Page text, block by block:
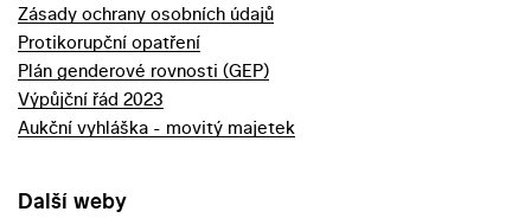
Zásady ochrany osobních údajů
Protikorupční opatření
Plán genderové rovnosti (GEP)
Výpůjční řád 2023
Aukční vyhláška - movitý majetek
Další weby